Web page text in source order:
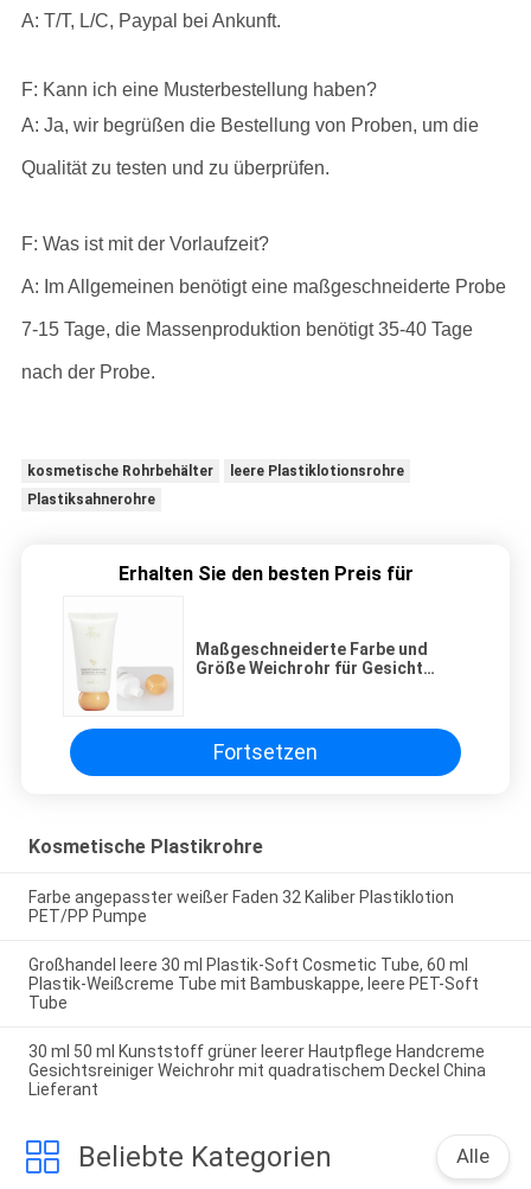
A: T/T, L/C, Paypal bei Ankunft.
F: Kann ich eine Musterbestellung haben?
A: Ja, wir begrüßen die Bestellung von Proben, um die
Qualität zu testen und zu überprüfen.
F: Was ist mit der Vorlaufzeit?
A: Im Allgemeinen benötigt eine maßgeschneiderte Probe
7-15 Tage, die Massenproduktion benötigt 35-40 Tage
nach der Probe.
kosmetische Rohrbehälter
leere Plastiklotionsrohre
Plastiksahnerohre
Erhalten Sie den besten Preis für
Maßgeschneiderte Farbe und
Größe Weichrohr für Gesicht
Verpackung
Fortsetzen
Kosmetische Plastikrohre
Farbe angepasster weißer Faden 32 Kaliber Plastiklotion
PET/PP Pumpe
Großhandel leere 30 ml Plastik-Soft Cosmetic Tube, 60 ml
Plastik-Weißcreme Tube mit Bambuskappe, leere PET-Soft
Tube
30 ml 50 ml Kunststoff grüner leerer Hautpflege Handcreme
Gesichtsreiniger Weichrohr mit quadratischem Deckel China
Lieferant
Beliebte Kategorien Alle